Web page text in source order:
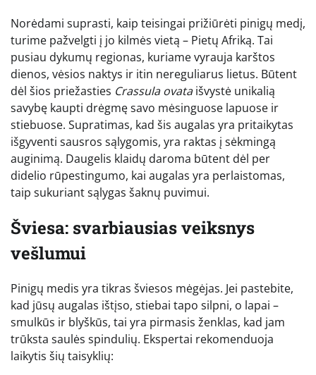
Norėdami suprasti, kaip teisingai prižiūrėti pinigų medį,
turime pažvelgti į jo kilmės vietą – Pietų Afriką. Tai
pusiau dykumų regionas, kuriame vyrauja karštos
dienos, vėsios naktys ir itin nereguliarus lietus. Būtent
dėl šios priežasties Crassula ovataišvystė unikalią
savybę kaupti drėgmę savo mėsinguose lapuose ir
stiebuose. Supratimas, kad šis augalas yra pritaikytas
išgyventi sausros sąlygomis, yra raktas į sėkmingą
auginimą. Daugelis klaidų daroma būtent dėl per
didelio rūpestingumo, kai augalas yra perlaistomas,
taip sukuriant sąlygas šaknų puvimui.
Šviesa: svarbiausias veiksnys
vešlumui
Pinigų medis yra tikras šviesos mėgėjas. Jei pastebite,
kad jūsų augalas ištįso, stiebai tapo silpni, o lapai –
smulkūs ir blyškūs, tai yra pirmasis ženklas, kad jam
trūksta saulės spindulių. Ekspertai rekomenduoja
laikytis šių taisyklių: